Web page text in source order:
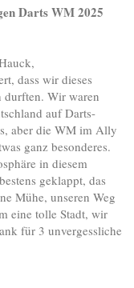
Darts WM 2025
dass wir dieses
durften. Wir waren
auf Darts-
aber die WM im Ally
ganz besonderes.
in diesem
geklappt, das
Mühe, unseren Weg
eine tolle Stadt, wir
für 3 unvergessliche